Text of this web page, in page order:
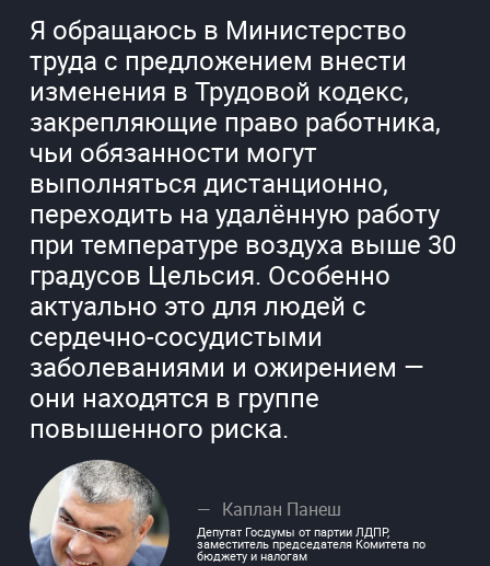
Я обращаюсь в Министерство
труда с предложением внести
изменения в Трудовой кодекс,
закрепляющие право работника,
чьи обязанности могут
выполняться дистанционно,
переходить на удалённую работу
при температуре воздуха выше 30
градусов Цельсия. Особенно
актуально это для людей с
сердечно-сосудистыми
заболеваниями и ожирением —
они находятся в группе
повышенного риска.
Каплан Панеш
Депутат Госдумы от партии ЛДПР,
заместитель председателя Комитета по
бюджету и налогам